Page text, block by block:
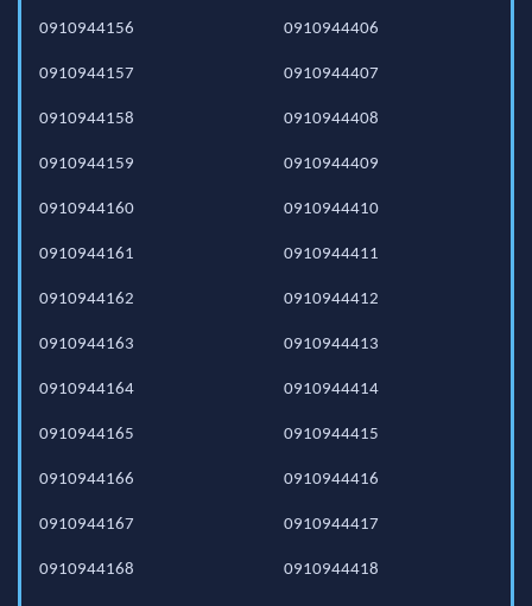
0910944156
0910944157
0910944158
0910944159
0910944160
0910944161
0910944162
0910944163
0910944164
0910944165
0910944166
0910944167
0910944168
0910944406
0910944407
0910944408
0910944409
0910944410
0910944411
0910944412
0910944413
0910944414
0910944415
0910944416
0910944417
0910944418